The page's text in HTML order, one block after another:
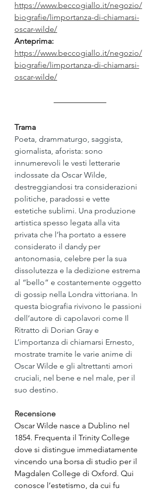
https://www.beccogiallo.it/negozio/
biografie/limportanza-di-chiamarsi-
oscar-wilde/
Anteprima:
https://www.beccogiallo.it/negozio/
biografie/limportanza-di-chiamarsi-
oscar-wilde/
Trama
Poeta, drammaturgo, saggista,
giornalista, aforista: sono
innumerevoli le vesti letterarie
indossate da Oscar Wilde,
destreggiandosi tra considerazioni
politiche, paradossi e vette
estetiche sublimi. Una produzione
artistica spesso legata alla vita
privata che l’ha portato a essere
considerato il dandy per
antonomasia, celebre per la sua
dissolutezza e la dedizione estrema
al “bello” e costantemente oggetto
di gossip nella Londra vittoriana. In
questa biografia rivivono le passioni
dell’autore di capolavori come Il
Ritratto di Dorian Gray e
L’importanza di chiamarsi Ernesto,
mostrate tramite le varie anime di
Oscar Wilde e gli altrettanti amori
cruciali, nel bene e nel male, per il
suo destino.
Recensione
Oscar Wilde nasce a Dublino nel
1854. Frequenta il Trinity College
dove si distingue immediatamente
vincendo una borsa di studio per il
Magdalen College di Oxford. Qui
conosce l’estetismo, da cui fu